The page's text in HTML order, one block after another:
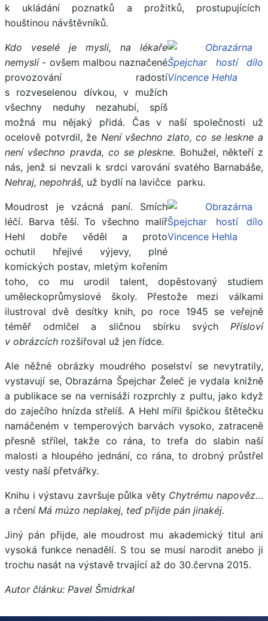
k ukládání poznatků a prožitků, prostupujících
houštinou návštěvníků.
Kdo veselé je mysli, na lékaře
nemyslí- ovšem malbou naznačené
provozování radostí
s rozveselenou dívkou, v mužích
všechny neduhy nezahubí, spíš
možná mu nějaký přidá. Čas v naší společnosti už
ocelově potvrdil, že Není všechno zlato, co se leskne a
není všechno pravda, co se pleskne. Bohužel, někteří z
nás, jenž si nevzali k srdci varování svatého Barnabáše,
Nehraj, nepohráš, už bydlí na lavičce parku.
Moudrost je vzácná paní. Smích
léčí. Barva těší. To všechno malíř
Hehl dobře věděl a proto
ochutil hřejivé výjevy, plné
komických postav, mletým kořením
toho, co mu urodil talent, dopěstovaný studiem
uměleckoprůmyslové školy. Přestože mezi válkami
ilustroval dvě desítky knih, po roce 1945 se veřejně
téměř odmlčel a sličnou sbírku svých Přísloví
v obrázcích rozšiřoval už jen řídce.
Ale něžné obrázky moudrého poselství se nevytratily,
vystavují se, Obrazárna Špejchar Želeč je vydala knižně
a publikace se na vernisáži rozprchly z pultu, jako když
do zaječího hnízda střelíš. A Hehl mířil špičkou štětečku
namáčeném v temperových barvách vysoko, zatraceně
přesně střílel, takže co rána, to trefa do slabin naší
malosti a hloupého jednání, co rána, to drobný průstřel
vesty naší přetvářky.
Knihu i výstavu završuje půlka věty Chytrému napověz…
a rčení Má múzo neplakej, teď přijde pán jinakéj.
Jiný pán přijde, ale moudrost mu akademický titul ani
vysoká funkce nenadělí. S tou se musí narodit anebo ji
trochu nasát na výstavě trvající až do 30.června 2015.
Autor článku: Pavel Šmidrkal